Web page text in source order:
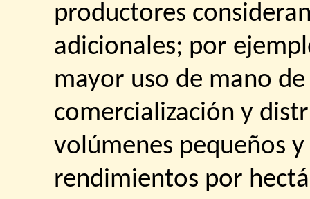
productores
adicionales; por
mayor uso de mano
comercialización y
volúmenes pequeños
rendimientos por